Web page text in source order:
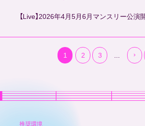
【Live】2026年4月5月6月マンスリー公演
1 2 3 ›
推奨環境